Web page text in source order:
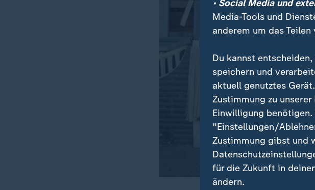
• Social Media und
Media-Tools und
anderem um das
Du kannst
speichern und
aktuell genutztes
Zustimmung zu
Einwilligung
"Einstellungen/
Zustimmung gibst und
für die Zukunft in
ändern.